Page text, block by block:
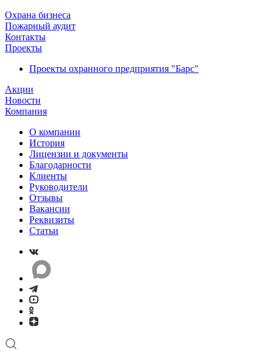
Охрана бизнеса
Пожарный аудит
Контакты
Проекты
Проекты охранного предприятия "Барс"
Акции
Новости
Компания
О компании
История
Лицензии и документы
Благодарности
Клиенты
Руководители
Отзывы
Вакансии
Реквизиты
Статьи